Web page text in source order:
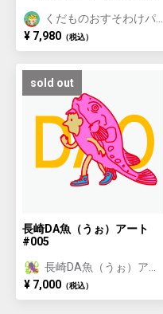
くだものおすそわけパ
スポート
¥ 7,980 （税込）
sold out
長崎DA魚（うぉ）アート
#005
長崎DA魚（うぉ）アー
ト/長崎おさかな体験特
典付き
¥ 7,000 （税込）